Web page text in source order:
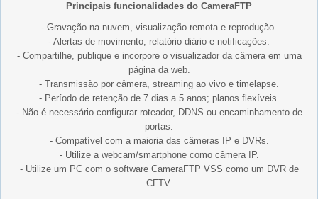
Principais funcionalidades do CameraFTP
- Gravação na nuvem, visualização remota e reprodução.
- Alertas de movimento, relatório diário e notificações.
- Compartilhe, publique e incorpore o visualizador da câmera em uma
página da web.
- Transmissão por câmera, streaming ao vivo e timelapse.
- Período de retenção de 7 dias a 5 anos; planos flexíveis.
- Não é necessário configurar roteador, DDNS ou encaminhamento de
portas.
- Compatível com a maioria das câmeras IP e DVRs.
- Utilize a webcam/smartphone como câmera IP.
- Utilize um PC com o software CameraFTP VSS como um DVR de
CFTV.